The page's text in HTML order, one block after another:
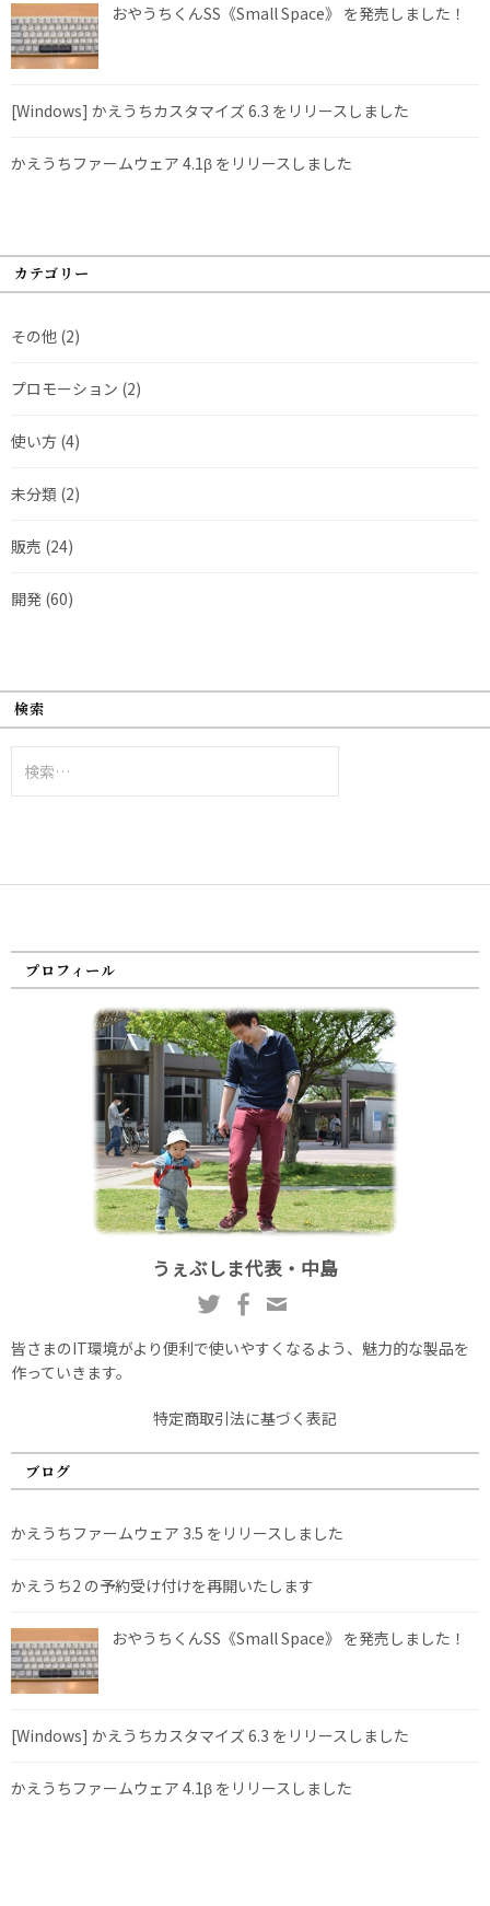
おやうちくんSS《Small Space》 を発売しました！
[Windows] かえうちカスタマイズ 6.3 をリリースしました
かえうちファームウェア 4.1β をリリースしました
カテゴリー
その他 (2)
プロモーション (2)
使い方 (4)
未分類 (2)
販売 (24)
開発 (60)
検索
索:
プロフィール
うぇぶしま代表・中島
皆さまのIT環境がより便利で使いやすくなるよう、魅力的な製品を
作っていきます。
特定商取引法に基づく表記
ブログ
かえうちファームウェア 3.5 をリリースしました
かえうち2 の予約受け付けを再開いたします
おやうちくんSS《Small Space》 を発売しました！
[Windows] かえうちカスタマイズ 6.3 をリリースしました
かえうちファームウェア 4.1β をリリースしました